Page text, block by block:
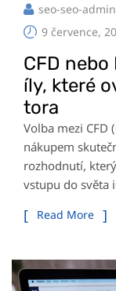
seo-seo-admin
9 července,
CFD nebo
íly, které
tora
Volba mezi CFD
nákupem
rozhodnutí,
vstupu do světa
Read More